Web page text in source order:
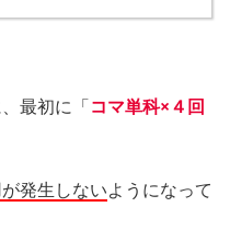
最初に「コマ単科×４回
発生しないようになって